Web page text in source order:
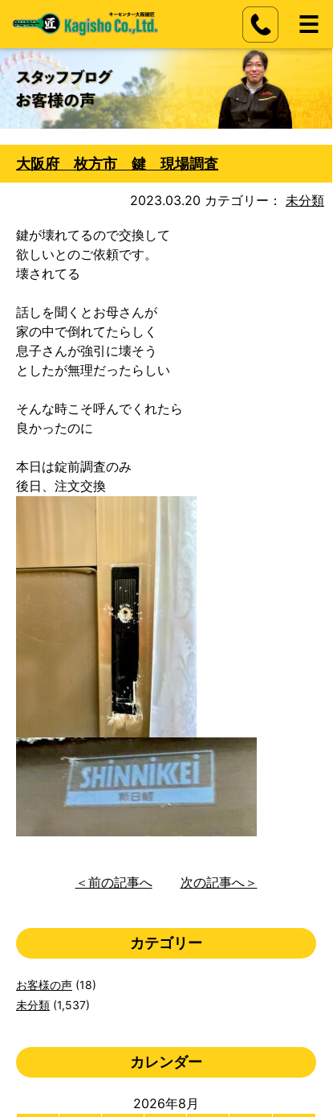
大阪府 枚方市 鍵 現場調査
2023.03.20 カテゴリー： 未分類
鍵が壊れてるので交換して
欲しいとのご依頼です。
壊されてる
話しを聞くとお母さんが
家の中で倒れてたらしく
息子さんが強引に壊そう
としたが無理だったらしい
そんな時こそ呼んでくれたら
良かったのに
本日は錠前調査のみ
後日、注文交換
＜前の記事へ 次の記事へ＞
カテゴリー
お客様の声 (18)
未分類 (1,537)
カレンダー
2026年8月